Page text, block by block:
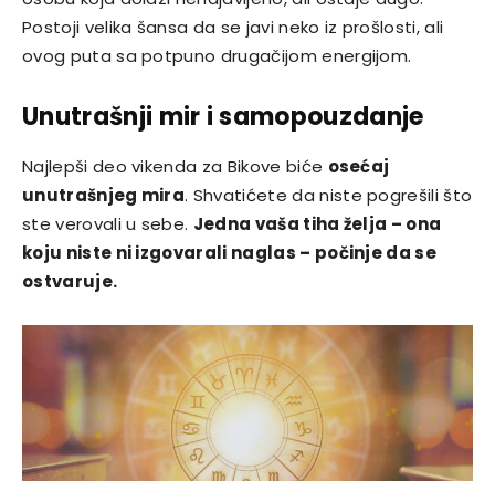
Postoji velika šansa da se javi neko iz prošlosti, ali
ovog puta sa potpuno drugačijom energijom.
Unutrašnji mir i samopouzdanje
Najlepši deo vikenda za Bikove biće osećaj
unutrašnjeg mira. Shvatićete da niste pogrešili što
ste verovali u sebe. Jedna vaša tiha želja – ona
koju niste ni izgovarali naglas – počinje da se
ostvaruje.